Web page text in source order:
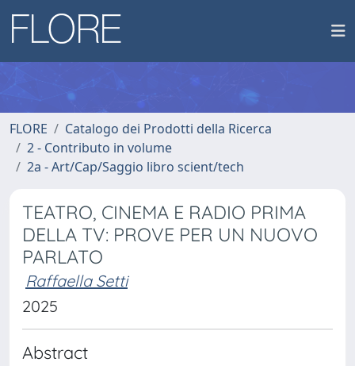
FLORE
Catalogo dei Prodotti della Ricerca
2 - Contributo in volume
2a - Art/Cap/Saggio libro scient/tech
TEATRO, CINEMA E RADIO PRIMA
DELLA TV: PROVE PER UN NUOVO
PARLATO
Raffaella Setti
2025
Abstract